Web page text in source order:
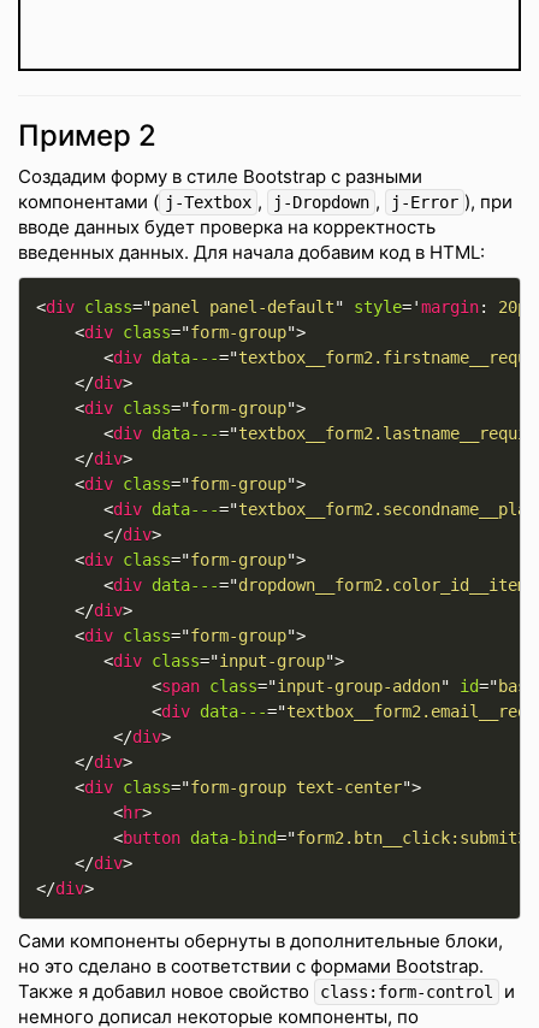
Пример 2
Создадим форму в стиле Bootstrap с разными
компонентами ( j-Textbox , j-Dropdown , j-Error ), при
вводе данных будет проверка на корректность
введенных данных. Для начала добавим код в HTML:
<div class="panel panel-default" style='margin:
<div class="form-group">
<div data---="
</div>
<div class="form-group">
<div data---="
</div>
<div class="form-group">
<div data---="
</div>
<div class="form-group">
<div data---="
</div>
<div class="form-group">
<div class="input-group">
<span class="input-group-addon" id="
<div data---="
</div>
</div>
<div class="form-group text-center">
<hr>
<button data-bind="form2.btn__click:submit3
</div>
</div>
Сами компоненты обернуты в дополнительные блоки,
но это сделано в соответствии с формами Bootstrap.
Также я добавил новое свойство
class:form-control
и
немного дописал некоторые компоненты, по